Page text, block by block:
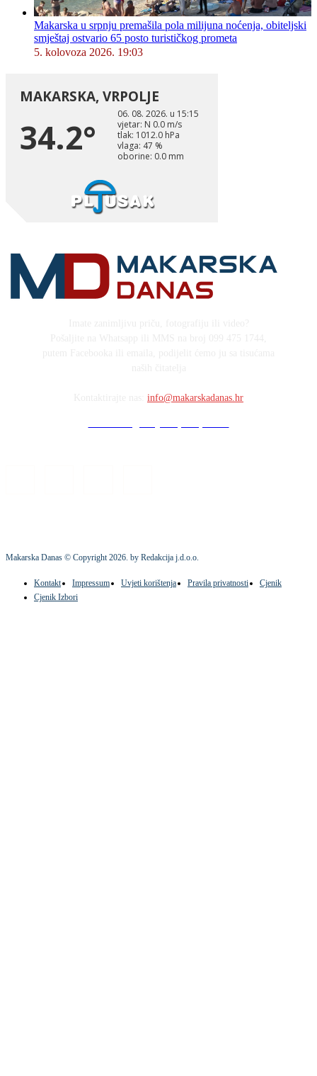
Makarska u srpnju premašila pola milijuna noćenja, obiteljski
smještaj ostvario 65 posto turističkog prometa
5. kolovoza 2026. 19:03
info@makarskadanas.hr
Makarska Danas © Copyright2026. by Redakcija j.d.o.o.
Kontakt Impressum Uvjeti korištenja Pravila privatnosti
Cjenik
Cjenik Izbori